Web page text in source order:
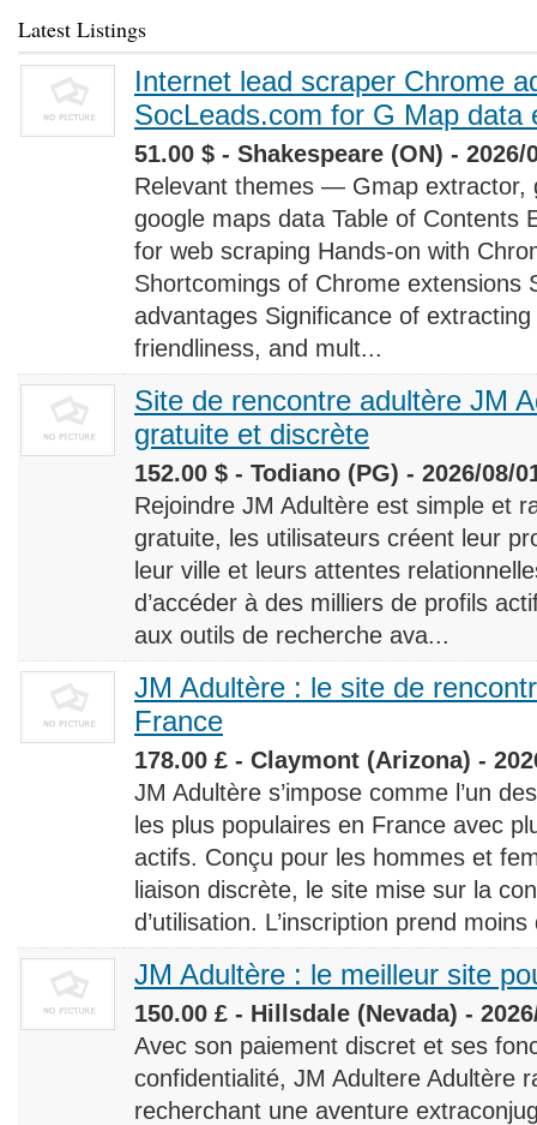
Latest Listings
Internet lead scraper Chrome
SocLeads.com for G Map data
51.00 $ - Shakespeare (ON) - 2026/
Relevant themes — Gmap extractor,
google maps data Table of Contents
for web scraping Hands-on with
Shortcomings of Chrome extensions
advantages Significance of
friendliness, and mult...
Site de rencontre adultère JM
gratuite et discrète
152.00 $ - Todiano (PG) - 2026/08/
Rejoindre JM Adultère est simple et
gratuite, les utilisateurs créent leur
leur ville et leurs attentes
d’accéder à des milliers de profils
aux outils de recherche ava...
JM Adultère : le site de
France
178.00 £ - Claymont (Arizona) -
JM Adultère s’impose comme l’un
les plus populaires en France avec
actifs. Conçu pour les hommes et
liaison discrète, le site mise sur la
d’utilisation. L’inscription prend
JM Adultère : le meilleur site
150.00 £ - Hillsdale (Nevada) -
Avec son paiement discret et ses
confidentialité, JM Adultere Adultère
recherchant une aventure